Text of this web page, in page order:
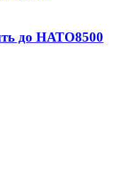
до НАТО8500